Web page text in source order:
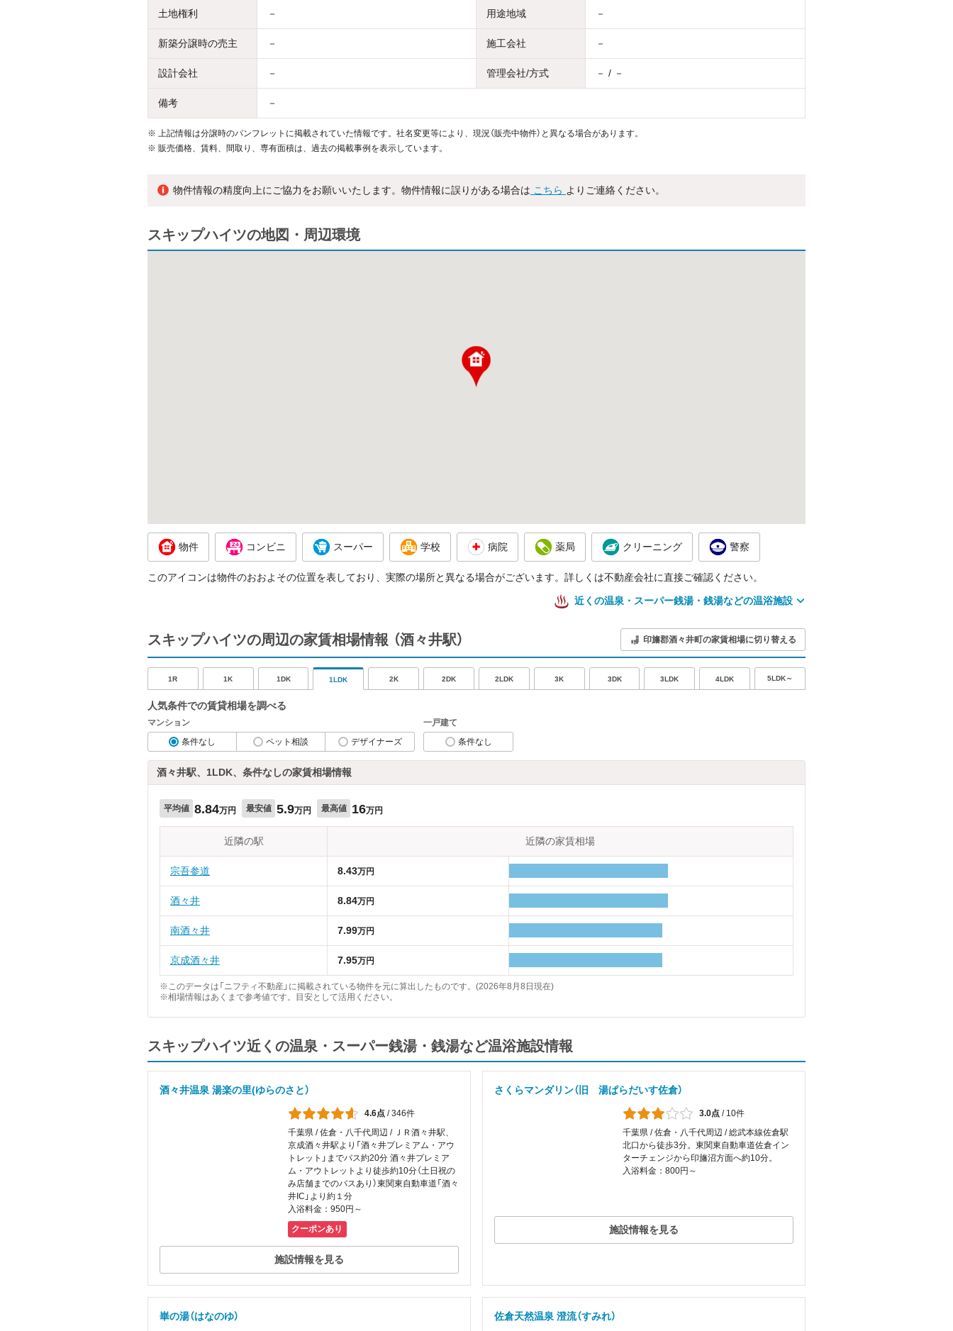
土地権利 － 用途地域 －
新築分譲時の売主 － 施工会社 －
設計会社 － 管理会社/方式 － / －
備考 －
※
上記情報は分譲時のパンフレットに掲載されていた情報です。社名変更等により、現況（販売中物件）と異なる場合があります。
※ 販売価格、賃料、間取り、専有面積は、過去の掲載事例を表示しています。
物件情報の精度向上にご協力をお願いいたします。物件情報に誤りがある場合は こちら よりご連絡ください。
スキップハイツの地図・周辺環境
物件 コンビニ スーパー 学校 病院 薬局 クリーニング 警察
このアイコンは物件のおおよその位置を表しており、実際の場所と異なる場合がございます。詳しくは不動産会社に直接ご確認ください。
近くの温泉・スーパー銭湯・銭湯などの温浴施設
スキップハイツの周辺の家賃相場情報 （酒々井駅） 印旛郡酒々井町の家賃相場に切り替える
1R 1K 1DK 1LDK 2K 2DK 2LDK 3K 3DK 3LDK 4LDK 5LDK～
人気条件での賃貸相場を調べる
マンション
条件なし
ペット相談 デザイナーズ
一戸建て
条件なし
酒々井駅、1LDK、条件なしの家賃相場情報
平均値 8.84万円 最安値 5.9万円 最高値 16万円
近隣の駅 近隣の家賃相場
宗吾参道 8.43万円
酒々井 8.84万円
南酒々井 7.99万円
京成酒々井 7.95万円
※このデータは「ニフティ不動産」に掲載されている物件を元に算出したものです。(2026年8月8日現在)
※相場情報はあくまで参考値です。目安として活用ください。
スキップハイツ近くの温泉・スーパー銭湯・銭湯など温浴施設情報
酒々井温泉 湯楽の里(ゆらのさと）
4.6点 /346件
千葉県 / 佐倉・八千代周辺 / ＪＲ酒々井駅、
京成酒々井駅より「酒々井プレミアム・アウ
トレット」までバス約20分 酒々井プレミア
ム・アウトレットより徒歩約10分（土日祝の
み店舗までのバスあり）東関東自動車道「酒々
井IC」より約１分
入浴料金：950円～
クーポンあり
施設情報を見る
さくらマンダリン（旧 湯ぱらだいす佐倉）
3.0点 / 10件
千葉県 / 佐倉・八千代周辺 / 総武本線佐倉駅
北口から徒歩3分。東関東自動車道佐倉イン
ターチェンジから印旛沼方面へ約10分。
入浴料金：800円～
施設情報を見る
崋の湯（はなのゆ） 佐倉天然温泉 澄流（すみれ）